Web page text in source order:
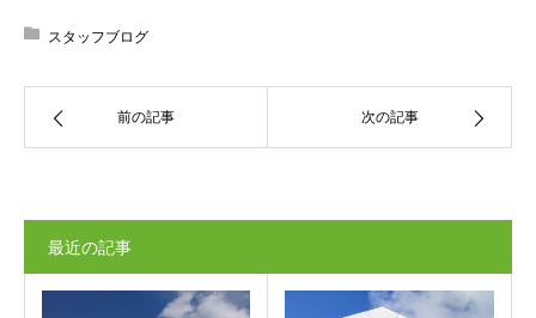
スタッフブログ
前の記事 次の記事
最近の記事